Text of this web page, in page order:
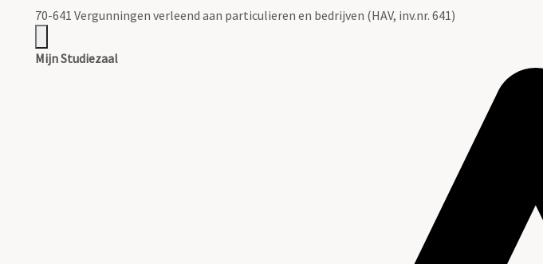
70-641 Vergunningen verleend aan particulieren en bedrijven (HAV, inv.nr. 641)
Mijn Studiezaal